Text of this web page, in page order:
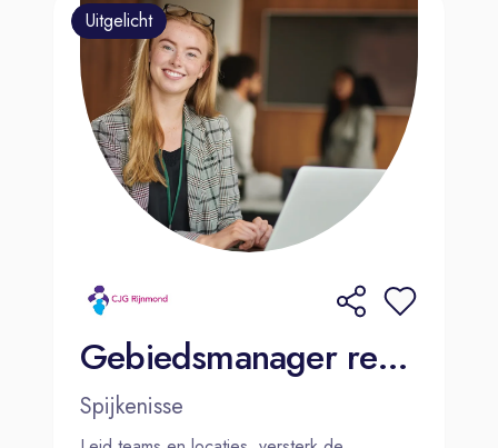
Uitgelicht
Gebiedsmanager regio Zuid- Hollandse eilanden
Spijkenisse